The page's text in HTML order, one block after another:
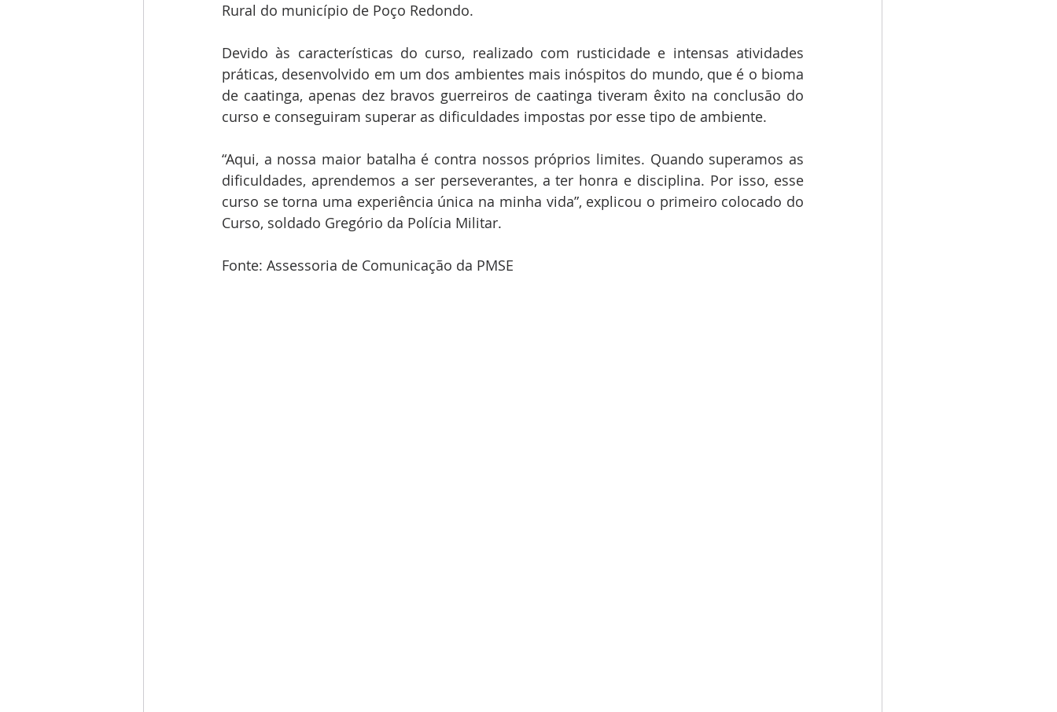
Rural do município de Poço Redondo.
Devido às características do curso, realizado com rusticidade e intensas atividades
práticas, desenvolvido em um dos ambientes mais inóspitos do mundo, que é o bioma
de caatinga, apenas dez bravos guerreiros de caatinga tiveram êxito na conclusão do
curso e conseguiram superar as dificuldades impostas por esse tipo de ambiente.
“Aqui, a nossa maior batalha é contra nossos próprios limites. Quando superamos as
dificuldades, aprendemos a ser perseverantes, a ter honra e disciplina. Por isso, esse
curso se torna uma experiência única na minha vida”, explicou o primeiro colocado do
Curso, soldado Gregório da Polícia Militar.
Fonte: Assessoria de Comunicação da PMSE